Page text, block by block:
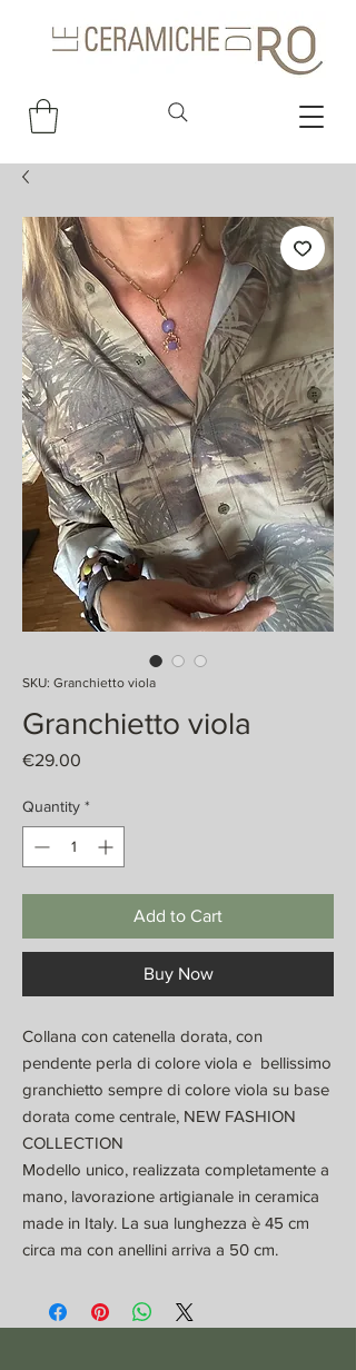
SKU: Granchietto viola
Granchietto viola
€29.00
Quantity *
Add to Cart
Buy Now
Collana con catenella dorata, con
pendente perla di colore viola e bellissimo
granchietto sempre di colore viola su base
dorata come centrale, NEW FASHION
COLLECTION
Modello unico, realizzata completamente a
mano, lavorazione artigianale in ceramica
made in Italy. La sua lunghezza è 45 cm
circa ma con anellini arriva a 50 cm.